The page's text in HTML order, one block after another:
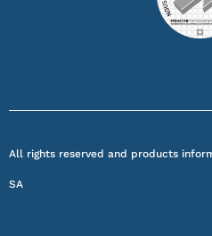
All rights reserved and products
SA